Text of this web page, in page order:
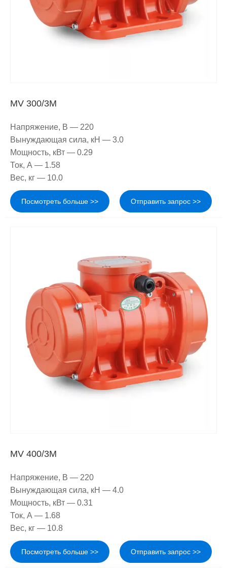
MV 300/3M
Напряжение, В — 220
Вынуждающая сила, кН — 3.0
Мощность, кВт — 0.29
Ток, А — 1.58
Вес, кг — 10.0
Посмотреть больше >> Отправить запрос >>
MV 400/3M
Напряжение, В — 220
Вынуждающая сила, кН — 4.0
Мощность, кВт — 0.31
Ток, А — 1.68
Вес, кг — 10.8
Посмотреть больше >> Отправить запрос >>